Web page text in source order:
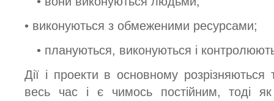
• виконуються з обмеженими ресурсами;
• плануються, виконуються і
Дії і проекти в основному
весь час і є чимось постійним, тоді